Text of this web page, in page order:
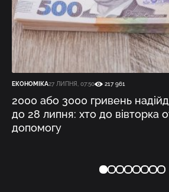
ЕКОНОМІКА27 ЛИПНЯ, 07:50 217 961
2000 або 3000 гривень
до 28 липня: хто до вівторка
допомогу